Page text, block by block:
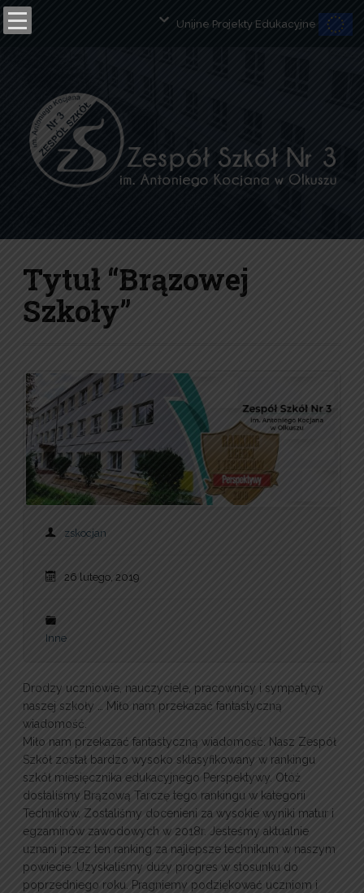
Unijne Projekty Edukacyjne
Tytuł “Brązowej
Szkoły”
zskocjan
26 lutego, 2019
Inne
Drodzy uczniowie, nauczyciele, pracownicy i sympatycy
naszej szkoły … Miło nam przekazać fantastyczną
wiadomość.
Miło nam przekazać fantastyczną wiadomość. Nasz Zespół
Szkół został bardzo wysoko sklasyfikowany w rankingu
szkół miesięcznika edukacyjnego Perspektywy. Otóż
dostaliśmy Brązową Tarczę tego rankingu w kategorii
Techników. Zostaliśmy docenieni za wysokie wyniki matur i
egzaminów zawodowych w 2018r. Jesteśmy aktualnie
uznani przez ten ranking za najlepsze technikum w naszym
powiecie. Uzyskaliśmy duży progres w stosunku do
poprzedniego roku. Pragniemy podziękować uczniom i